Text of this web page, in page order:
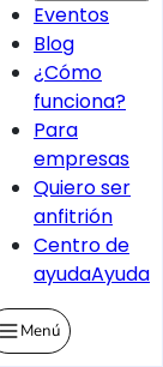
Eventos
Blog
¿Cómo
funciona?
Para
empresas
Quiero ser
anfitrión
Centro de
ayudaAyuda
Menú